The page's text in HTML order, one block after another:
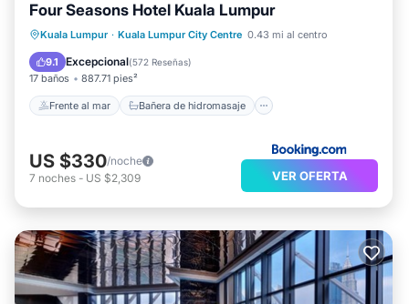
Four Seasons Hotel Kuala Lumpur
Kuala Lumpur · Kuala Lumpur City Centre 0.43 mi al centro
9.1 Excepcional(572 Reseñas)
17 baños 887.71 pies²
Frente al mar Bañera de hidromasaje
Frente al mar
Bañera de hidromasaje
Desayuno
Aparcamiento
US $330/noche
7 noches - US $2,309 VER OFERTA